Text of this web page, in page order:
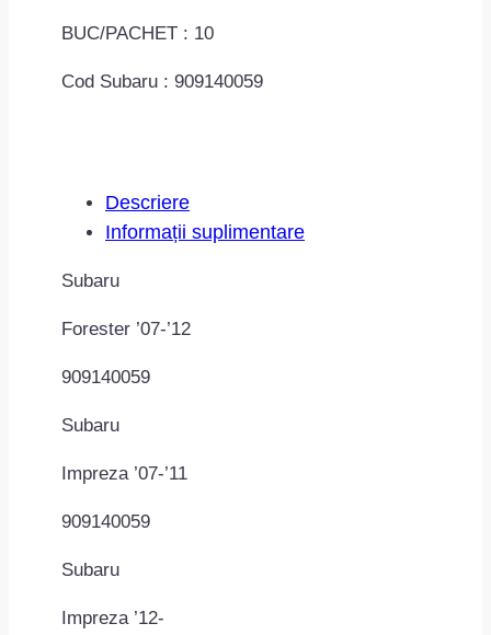
BUC/PACHET : 10
Cod Subaru : 909140059
Descriere
Informații suplimentare
Subaru
Forester ’07-’12
909140059
Subaru
Impreza ’07-’11
909140059
Subaru
Impreza ’12-